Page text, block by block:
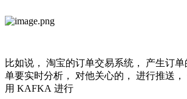
比如说， 淘宝的订单交易系统， 产生订
单要实时分析， 对他关心的， 进行推送，
用 KAFKA 进行